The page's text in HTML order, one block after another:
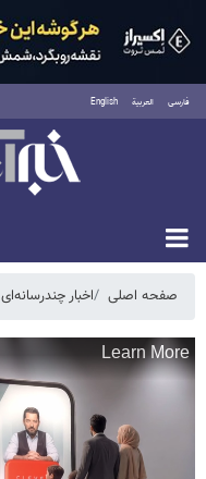
فارسی العربية English
یکشنبه ۱۸ مرداد ۱۴۰۵
صفحه اصلی اخبار چندرسانه‌ای